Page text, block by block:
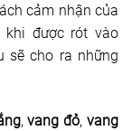
cảm nhận của
khi được rót vào
sẽ cho ra những
,vang đỏ,vang